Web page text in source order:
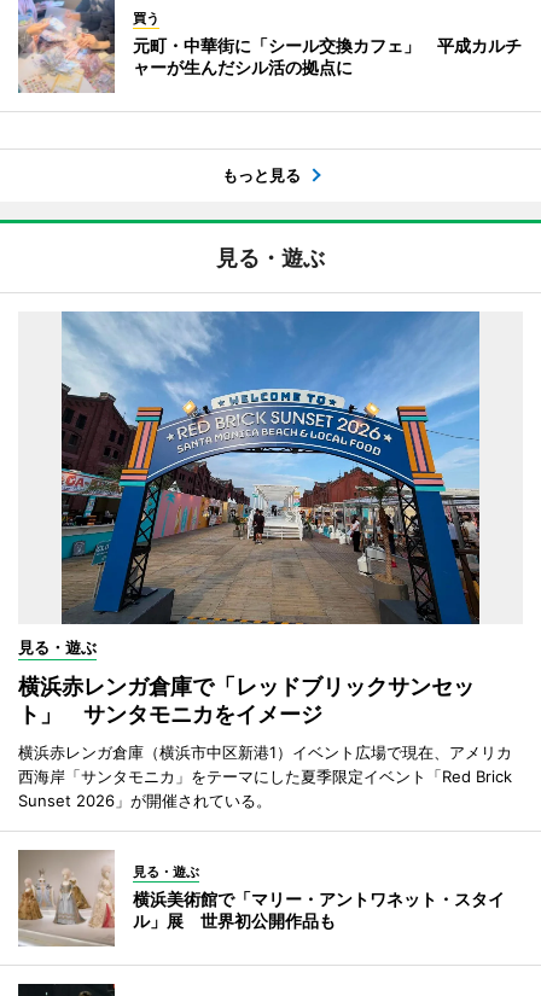
買う
元町・中華街に「シール交換カフェ」 平成カルチ
ャーが生んだシル活の拠点に
もっと見る
見る・遊ぶ
見る・遊ぶ
横浜赤レンガ倉庫で「レッドブリックサンセッ
ト」 サンタモニカをイメージ
横浜赤レンガ倉庫（横浜市中区新港1）イベント広場で現在、アメリカ
西海岸「サンタモニカ」をテーマにした夏季限定イベント「Red Brick
Sunset 2026」が開催されている。
見る・遊ぶ
横浜美術館で「マリー・アントワネット・スタイ
ル」展 世界初公開作品も